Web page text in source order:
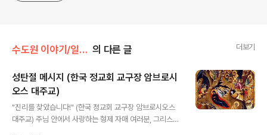
수도원 이야기/일상 * 화보 의 다른 글 더보기
성탄절 메시지 (한국 정교회 교구장 암브로시
오스 대주교)
"진리를 찾았습니다!" (한국 정교회 교구장 암브로시오스
대주교) 주님 안에서 사랑하는 형제 자매 여러분, 그리스도